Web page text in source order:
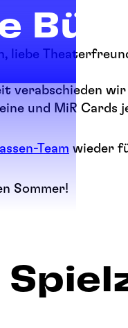
liebe
verabschieden
und MiR Cards
Team wieder
Sommer!